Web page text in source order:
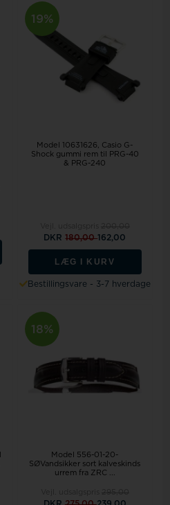
19%
Model 10631626
Casio G-
Shock gummi rem til PRG-40
& PRG-240
DKR180,00162,00
LÆG I KURV
Bestillingsvare - 3-7 hverdage
18%
Model 556-01-20-
SØVandsikker sort kalveskinds
urrem fra ZRC ...